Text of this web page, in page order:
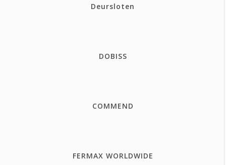
Deursloten
DOBISS
COMMEND
FERMAX WORLDWIDE